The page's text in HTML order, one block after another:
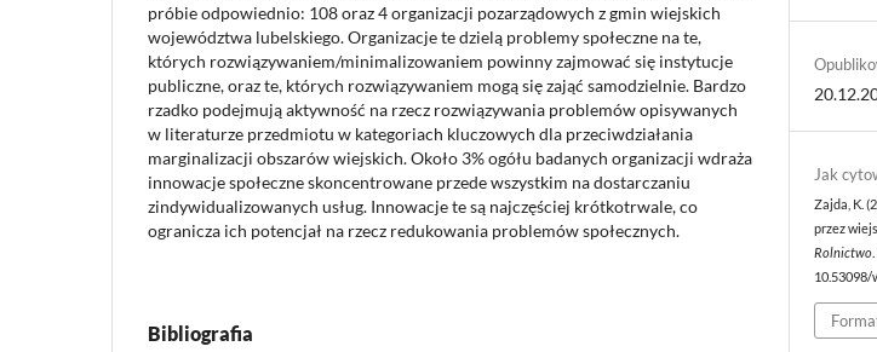
próbie odpowiednio: 108 oraz 4 organizacji pozarządowych z gmin wiejskich
województwa lubelskiego. Organizacje te dzielą problemy społeczne na te,
których rozwiązywaniem/minimalizowaniem powinny zajmować się instytucje
publiczne, oraz te, których rozwiązywaniem mogą się zająć samodzielnie. Bardzo
rzadko podejmują aktywność na rzecz rozwiązywania problemów opisywanych
w literaturze przedmiotu w kategoriach kluczowych dla przeciwdziałania
marginalizacji obszarów wiejskich. Około 3% ogółu badanych organizacji wdraża
innowacje społeczne skoncentrowane przede wszystkim na dostarczaniu
zindywidualizowanych usług. Innowacje te są najczęściej krótkotrwale, co
ogranicza ich potencjał na rzecz redukowania problemów społecznych.
Bibliografia
Jak
Zajda, K.
przez
Rolnictwo
10.53098/